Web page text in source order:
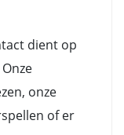
dient op
onze
of er